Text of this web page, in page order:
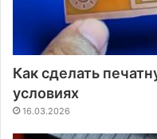
Как сделать
условиях
16.03.2026